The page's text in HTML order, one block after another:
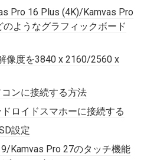
Pro 16 Plus (4K)/Kamvas Pro
ようなグラフィックボード
像度を3840 x 2160/2560 x
ンに接続する方法
ロイドスマホーに接続する
設定
Kamvas Pro 27のタッチ機能